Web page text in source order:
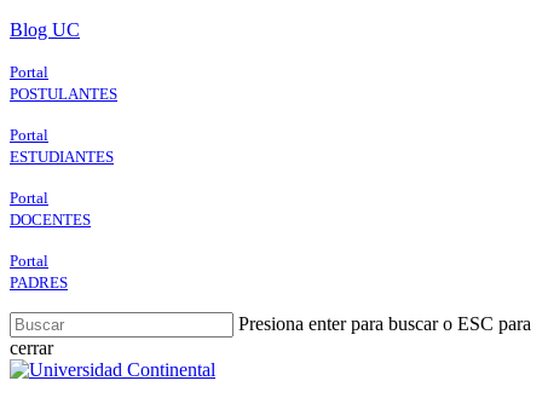
Skip
main
content
Blog UC
Portal
POSTULANTES
Portal
ESTUDIANTES
Portal
DOCENTES
Portal
PADRES
Presiona enter para buscar o ESC para
cerrar
Close